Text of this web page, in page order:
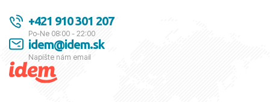
+421 910 301 207
Po-Ne 08:00 - 22:00
idem@idem.sk
Napíšte nám email